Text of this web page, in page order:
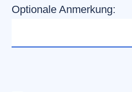
Optionale Anmerkung: